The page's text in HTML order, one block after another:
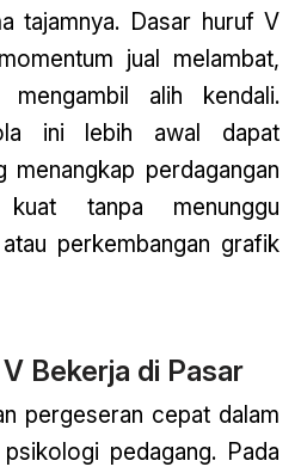
tajamnya. Dasar huruf V
jual melambat,
alih kendali.
ini lebih awal dapat
menangkap perdagangan
tanpa menunggu
perkembangan grafik
Bekerja di Pasar
pergeseran cepat dalam
pedagang. Pada